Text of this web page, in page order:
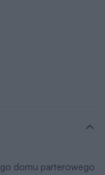
domu parterowego